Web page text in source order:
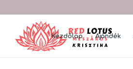
Kezdőlap Ajándék